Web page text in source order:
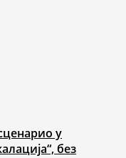
у
без